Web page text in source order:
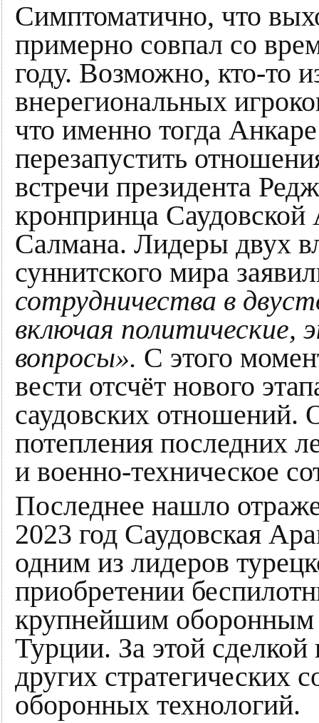
Симптоматично, что
примерно совпал со
году. Возможно, кто-то
внерегиональных
что именно тогда
перезапустить
встречи президента
кронпринца
Салмана. Лидеры двух
суннитского мира
сотрудничества в
включая политические,
вопросы». С этого
вести отсчёт нового
саудовских
потепления последних
и военно-техническое
Последнее нашло
2023 год Саудовская
одним из лидеров
приобретении
крупнейшим оборонным
Турции. За этой
других стратегических
оборонных технологий.